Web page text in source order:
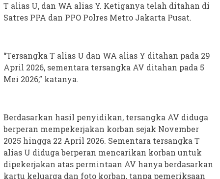
T alias U, dan WA alias Y. Ketiganya telah ditahan di
Satres PPA dan PPO Polres Metro Jakarta Pusat.
“Tersangka T alias U dan WA alias Y ditahan pada 29
April 2026, sementara tersangka AV ditahan pada 5
Mei 2026,” katanya.
Berdasarkan hasil penyidikan, tersangka AV diduga
berperan mempekerjakan korban sejak November
2025 hingga 22 April 2026. Sementara tersangka T
alias U diduga berperan mencarikan korban untuk
dipekerjakan atas permintaan AV hanya berdasarkan
kartu keluarga dan foto korban, tanpa pemeriksaan